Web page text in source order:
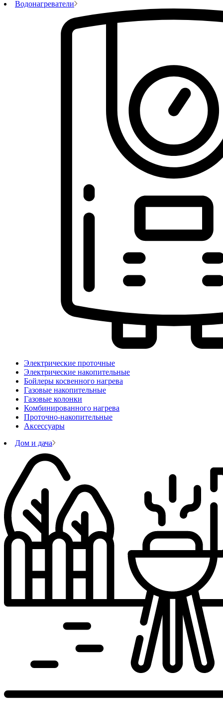
Водонагреватели
Электрические проточные
Электрические накопительные
Бойлеры косвенного нагрева
Газовые накопительные
Газовые колонки
Комбинированного нагрева
Проточно-накопительные
Аксессуары
Дом и дача